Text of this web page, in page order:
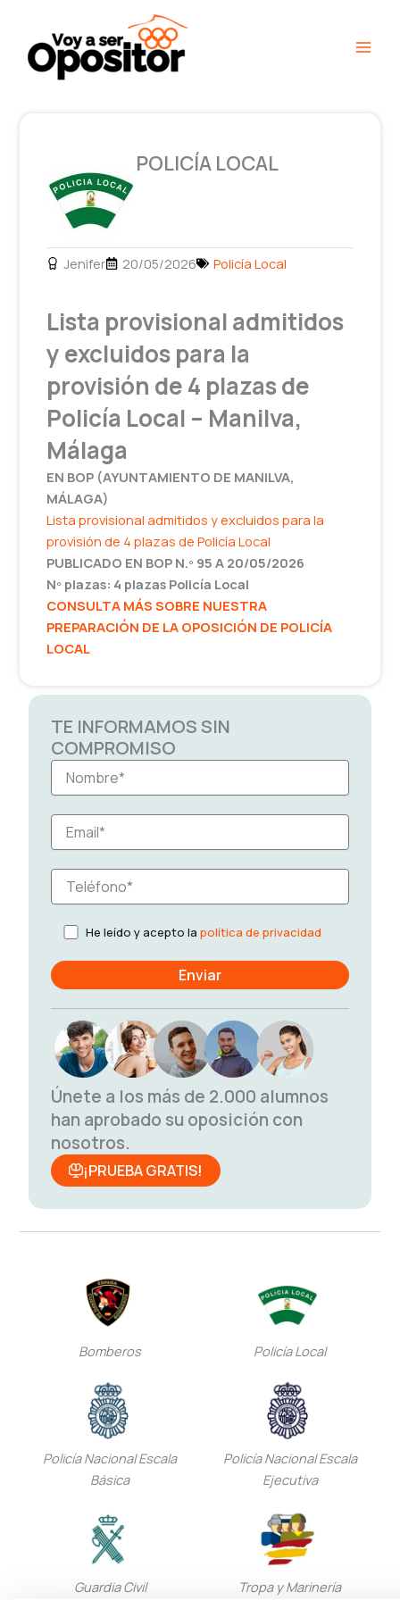
contenido
POLICÍA LOCAL
Jenifer 20/05/2026 Policía Local
Lista provisional admitidos
y excluidos para la
provisión de 4 plazas de
Policía Local – Manilva,
Málaga
EN BOP (AYUNTAMIENTO DE MANILVA,
MÁLAGA)
Lista provisional admitidos y excluidos para la
provisión de 4 plazas de Policía Local
PUBLICADO EN BOP N.º 95 A 20/05/2026
Nº plazas: 4 plazas Policía Local
CONSULTA MÁS SOBRE NUESTRA
PREPARACIÓN DE LA OPOSICIÓN DE POLICÍA
LOCAL
TE INFORMAMOS SIN
COMPROMISO
He leído y acepto la política de privacidad
Únete a los más de 2.000 alumnos
han aprobado su oposición con
nosotros.
¡PRUEBA GRATIS!
Bomberos Policía Local
Policía Nacional Escala
Básica
Policía Nacional Escala
Ejecutiva
Guardia Civil Tropa y Marinería